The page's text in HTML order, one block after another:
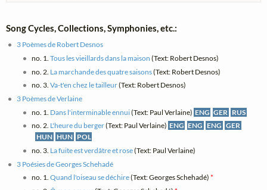
Song Cycles, Collections, Symphonies, etc.:
3 Poèmes de Robert Desnos
no. 1. Tous les vieillards dans la maison (Text: Robert Desnos)
no. 2. La marchande des quatre saisons(Text: Robert Desnos)
no. 3. Va-t'en chez le tailleur(Text: Robert Desnos)
3 Poèmes de Verlaine
no. 1. Dans l'interminable ennui(Text: Paul Verlaine) ENG GER RUS
no. 2. L'heure du berger(Text: Paul Verlaine) ENG ENG ENG GER
HUN HUN POL
no. 3. La fuite est verdâtre et rose(Text: Paul Verlaine)
3 Poésies de Georges Schehadé
no. 1. Quand l'oiseau se déchire(Text: Georges Schehadé) *